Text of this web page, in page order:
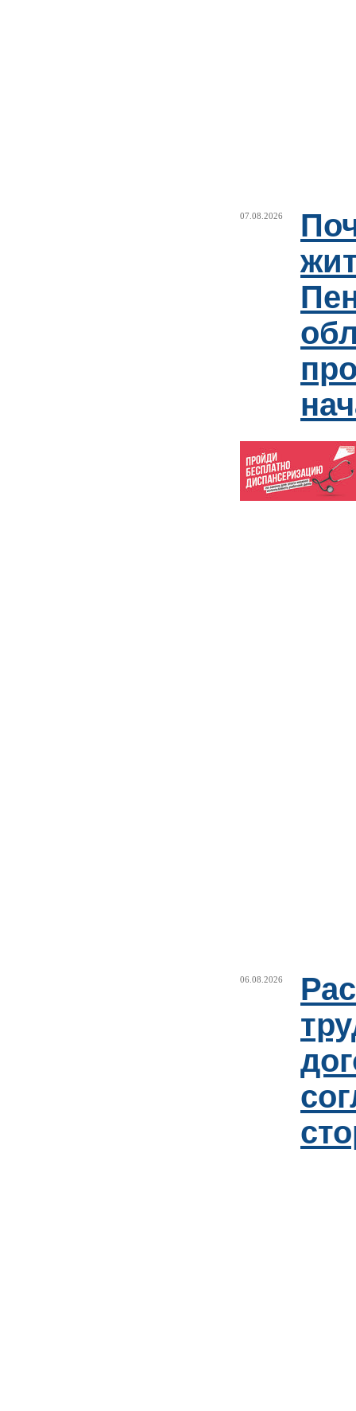
07.08.2026
06.08.2026